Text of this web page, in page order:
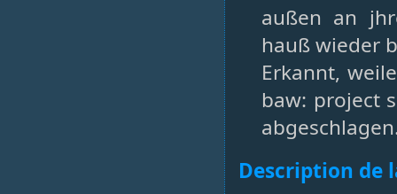
außen an
hauß wieder
Erkannt,
baw: project
Description de